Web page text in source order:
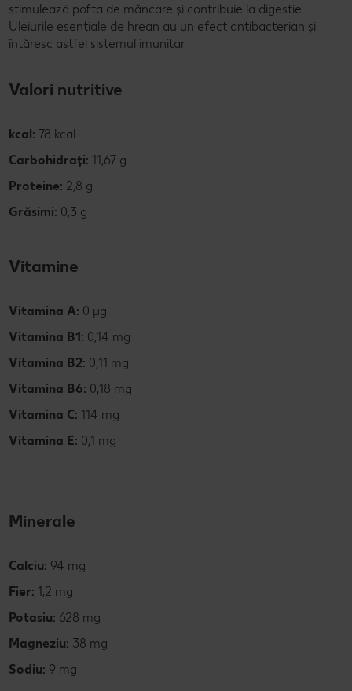
stimulează pofta de mâncare și contribuie la digestie.
Uleiurile esențiale de hrean au un efect antibacterian și
întăresc astfel sistemul imunitar.
Valori nutritive
kcal: 78 kcal
Carbohidrați: 11,67 g
Proteine: 2,8 g
Grăsimi: 0,3 g
Vitamine
Vitamina A: 0 µg
Vitamina B1: 0,14 mg
Vitamina B2: 0,11 mg
Vitamina B6: 0,18 mg
Vitamina C: 114 mg
Vitamina E: 0,1 mg
Minerale
Calciu: 94 mg
Fier: 1,2 mg
Potasiu: 628 mg
Magneziu: 38 mg
Sodiu: 9 mg